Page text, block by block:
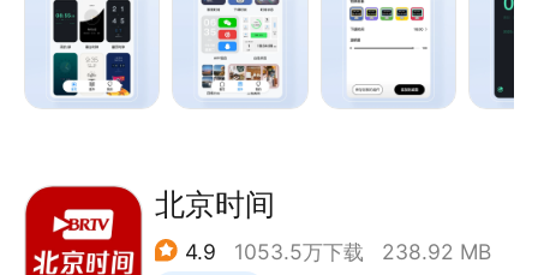
北京时间
4.9 1053.5万下载 238.92 MB